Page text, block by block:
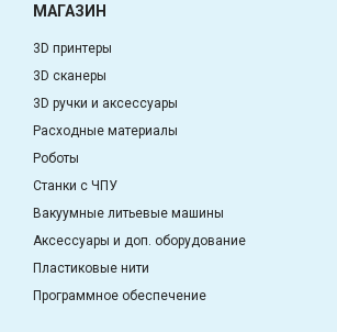
МАГАЗИН
3D принтеры
3D сканеры
3D ручки и аксессуары
Расходные материалы
Роботы
Станки с ЧПУ
Вакуумные литьевые машины
Аксессуары и доп. оборудование
Пластиковые нити
Программное обеспечение